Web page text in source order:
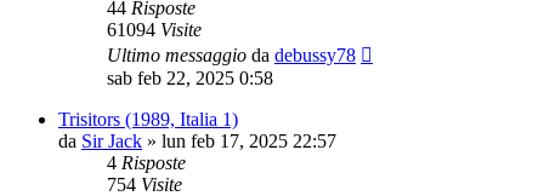
44 Risposte
61094 Visite
Ultimo messaggio da debussy78
sab feb 22, 2025 0:58
Trisitors (1989, Italia 1)
da Sir Jack » lun feb 17, 2025 22:57
4 Risposte
754 Visite